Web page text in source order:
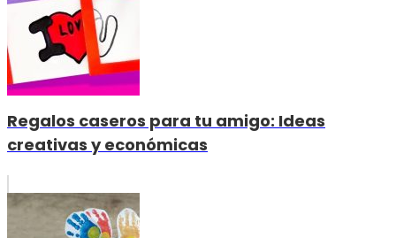
Regalos caseros para tu amigo: Ideas
creativas y económicas